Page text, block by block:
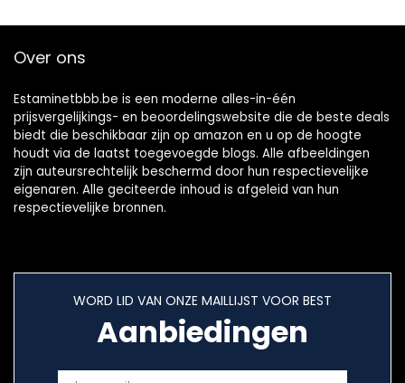
kruidenorganisatie
Voor Fles 100 Stuks
Over ons
Estaminetbbb.be is een moderne alles-in-één
prijsvergelijkings- en beoordelingswebsite die de beste deals
biedt die beschikbaar zijn op amazon en u op de hoogte
houdt via de laatst toegevoegde blogs. Alle afbeeldingen
zijn auteursrechtelijk beschermd door hun respectievelijke
eigenaren. Alle geciteerde inhoud is afgeleid van hun
respectievelijke bronnen.
WORD LID VAN ONZE MAILLIJST VOOR BEST
Aanbiedingen